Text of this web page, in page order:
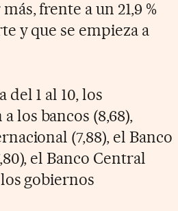
frente a un 21,9 %
y que se empieza a
1 al 10, los
los bancos (8,68),
(7,88), el Banco
el Banco Central
gobiernos